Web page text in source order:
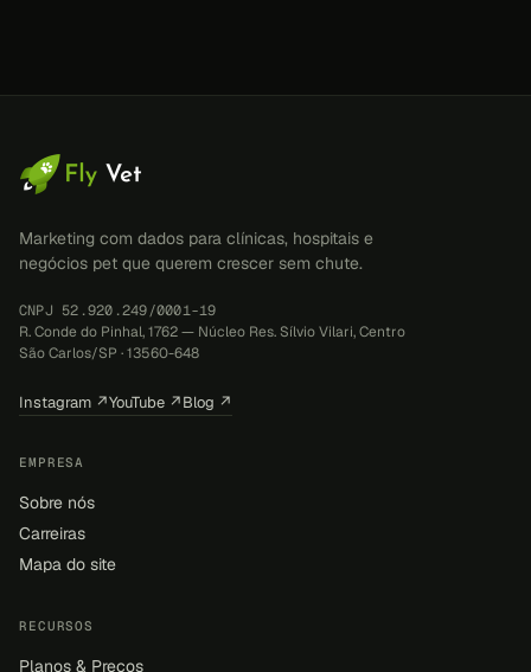
Marketing com dados para clínicas, hospitais e
negócios pet que querem crescer sem chute.
CNPJ 52.920.249/0001-19
R. Conde do Pinhal, 1762 — Núcleo Res. Sílvio Vilari, Centro
São Carlos/SP · 13560-648
Instagram ↗YouTube ↗Blog ↗
EMPRESA
Sobre nós
Carreiras
Mapa do site
RECURSOS
Planos & Preços